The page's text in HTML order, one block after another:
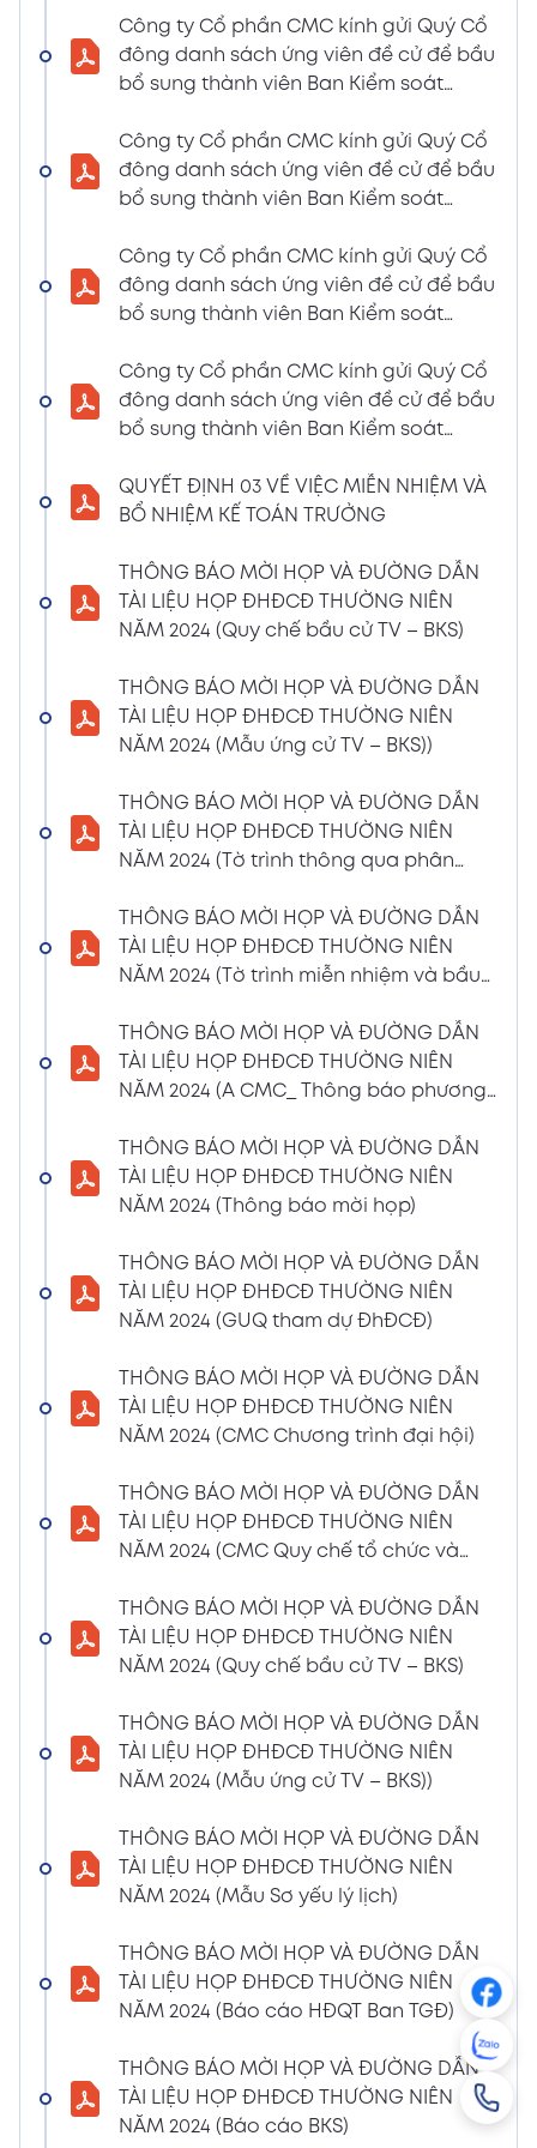
LIỆU HỌP ĐHĐCĐ THƯỜNG NIÊN NĂM 2024
(Tờ trình miễn nhiệm và bầu bổ sung TV –
6:07 PM
THÔNG BÁO MỜI HỌP VÀ ĐƯỜNG DẪN TÀI
LIỆU HỌP ĐHĐCĐ THƯỜNG NIÊN NĂM 2024
ứng cử TV – BKS)
02/04/2024
6:07 PM
LIỆU HỌP ĐHĐCĐ THƯỜNG NIÊN NĂM 2024
(The Biểu quyết)
Xem PDF
02/04/2024
THÔNG BÁO MỜI HỌP VÀ ĐƯỜNG DẪN TÀI
LIỆU HỌP ĐHĐCĐ THƯỜNG NIÊN NĂM 2024
(Phiếu Biểu quyết)
02/04/2024
6:07 PM
LIỆU HỌP ĐHĐCĐ THƯỜNG NIÊN NĂM 2024
(Phiếu Bầu bổ sung thành viên BKS)
Xem PDF
02/04/2024
THÔNG BÁO MỜI HỌP VÀ ĐƯỜNG DẪN TÀI
LIỆU HỌP ĐHĐCĐ THƯỜNG NIÊN NĂM 2024
(Dự thảo biên bản họp ĐHĐCĐ)
Xem PDF
6:07 PM
THÔNG BÁO MỜI HỌP VÀ ĐƯỜNG DẪN TÀI
LIỆU HỌP ĐHĐCĐ THƯỜNG NIÊN NĂM
01/04/2024
4:00 PM
CBTT về việc nhận được Đơn từ nhiệm vị trí
Thùy Giang và bà Nguyễn Hồng Oanh
04/03/2024
11:29 AM
hiện quyền tham dự ĐHĐCĐ thường niên
năm 2024
Xem PDF
30/01/2024
BÁO CÁO TÌNH HÌNH QUẢN TRỊ NĂM 2023
17/01/2024
Nghị quyết HĐQT số 02 về việc CMC thông
qua việc chốt ngày đăng ký cuối cùng để
thực hiện quyền nhận lãi Trái Phiếu
Xem PDF
NGHỊ QUYẾT SỐ 01/2024/NQ-HĐQT VỀ VIỆC
GÓP VỐN THÀNH LẬP CÔNG TY TNHH ĐẦU
08/01/2024
4:38 PM
CHỨNG NHẬN ĐĂNG KÝ HOẠT ĐỘNG CHI
NHÁNH MÃ SỐ 2600106523-002
Xem PDF
04/01/2024
CBTT VỀ QUYẾT ĐỊNH MIỄN NHIỆM PTGĐ
04/01/2024
CBTT VỀ QUYẾT ĐỊNH BỔ NHIỆM PTGĐ KHỐI
HỖ TRỢ
Xem PDF
18/12/2023
4:48 PM
Công ty Cổ phần CMC kính gửi Quý Cổ
đông danh sách ứng viên đề cử để bầu
bổ sung thành viên Ban Kiểm soát
Huyền)
Công ty Cổ phần CMC kính gửi Quý Cổ
đông danh sách ứng viên đề cử để bầu
bổ sung thành viên Ban Kiểm soát
Huyền)
Công ty Cổ phần CMC kính gửi Quý Cổ
đông danh sách ứng viên đề cử để bầu
bổ sung thành viên Ban Kiểm soát
Huyền)
Công ty Cổ phần CMC kính gửi Quý Cổ
đông danh sách ứng viên đề cử để bầu
bổ sung thành viên Ban Kiểm soát
Huyền)
QUYẾT ĐỊNH 03 VỀ VIỆC MIỄN NHIỆM VÀ
BỔ NHIỆM KẾ TOÁN TRƯỞNG
THÔNG BÁO MỜI HỌP VÀ ĐƯỜNG DẪN
TÀI LIỆU HỌP ĐHĐCĐ THƯỜNG NIÊN
NĂM 2024 (Quy chế bầu cử TV – BKS)
THÔNG BÁO MỜI HỌP VÀ ĐƯỜNG DẪN
TÀI LIỆU HỌP ĐHĐCĐ THƯỜNG NIÊN
NĂM 2024 (Mẫu ứng cử TV – BKS))
THÔNG BÁO MỜI HỌP VÀ ĐƯỜNG DẪN
TÀI LIỆU HỌP ĐHĐCĐ THƯỜNG NIÊN
NĂM 2024 (Tờ trình thông qua phân
BKS)
THÔNG BÁO MỜI HỌP VÀ ĐƯỜNG DẪN
TÀI LIỆU HỌP ĐHĐCĐ THƯỜNG NIÊN
NĂM 2024 (Tờ trình miễn nhiệm và bầu
THÔNG BÁO MỜI HỌP VÀ ĐƯỜNG DẪN
TÀI LIỆU HỌP ĐHĐCĐ THƯỜNG NIÊN
NĂM 2024 (A CMC_ Thông báo phương
THÔNG BÁO MỜI HỌP VÀ ĐƯỜNG DẪN
TÀI LIỆU HỌP ĐHĐCĐ THƯỜNG NIÊN
NĂM 2024 (Thông báo mời họp)
THÔNG BÁO MỜI HỌP VÀ ĐƯỜNG DẪN
TÀI LIỆU HỌP ĐHĐCĐ THƯỜNG NIÊN
NĂM 2024 (GUQ tham dự ĐhĐCĐ)
THÔNG BÁO MỜI HỌP VÀ ĐƯỜNG DẪN
TÀI LIỆU HỌP ĐHĐCĐ THƯỜNG NIÊN
NĂM 2024 (CMC Chương trình đại hội)
THÔNG BÁO MỜI HỌP VÀ ĐƯỜNG DẪN
TÀI LIỆU HỌP ĐHĐCĐ THƯỜNG NIÊN
NĂM 2024 (CMC Quy chế tổ chức và
THÔNG BÁO MỜI HỌP VÀ ĐƯỜNG DẪN
TÀI LIỆU HỌP ĐHĐCĐ THƯỜNG NIÊN
NĂM 2024 (Quy chế bầu cử TV – BKS)
THÔNG BÁO MỜI HỌP VÀ ĐƯỜNG DẪN
TÀI LIỆU HỌP ĐHĐCĐ THƯỜNG NIÊN
NĂM 2024 (Mẫu ứng cử TV – BKS))
THÔNG BÁO MỜI HỌP VÀ ĐƯỜNG DẪN
TÀI LIỆU HỌP ĐHĐCĐ THƯỜNG NIÊN
NĂM 2024 (Mẫu Sơ yếu lý lịch)
THÔNG BÁO MỜI HỌP VÀ ĐƯỜNG DẪN
TÀI LIỆU HỌP ĐHĐCĐ THƯỜNG NIÊN
NĂM 2024 (Báo cáo HĐQT Ban TGĐ)
THÔNG BÁO MỜI HỌP VÀ ĐƯỜNG DẪN
TÀI LIỆU HỌP ĐHĐCĐ THƯỜNG NIÊN
NĂM 2024 (Báo cáo BKS)